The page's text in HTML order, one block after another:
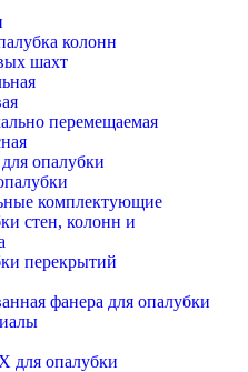
колонн
шахт
перемещаемая
опалубки
комплектующие
стен, колонн и
перекрытий
фанера для опалубки
для опалубки